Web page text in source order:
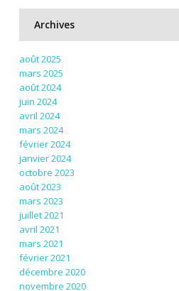
Archives
août 2025
mars 2025
août 2024
juin 2024
avril 2024
mars 2024
février 2024
janvier 2024
octobre 2023
août 2023
mars 2023
juillet 2021
avril 2021
mars 2021
février 2021
décembre 2020
novembre 2020